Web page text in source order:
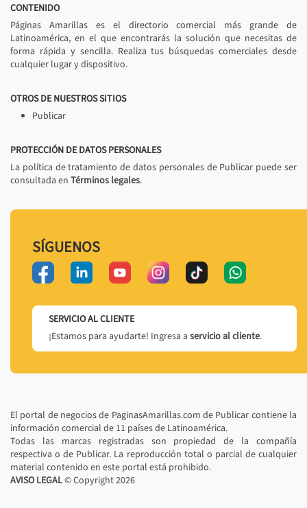
CONTENIDO
Páginas Amarillas es el directorio comercial más grande de
Latinoamérica, en el que encontrarás la solución que necesitas de
forma rápida y sencilla. Realiza tus búsquedas comerciales desde
cualquier lugar y dispositivo.
OTROS DE NUESTROS SITIOS
Publicar
PROTECCIÓN DE DATOS PERSONALES
La política de tratamiento de datos personales de Publicar puede ser
consultada en Términos legales.
SÍGUENOS
SERVICIO AL CLIENTE
¡Estamos para ayudarte! Ingresa a servicio al cliente.
El portal de negocios de PaginasAmarillas.com de Publicar contiene la
información comercial de 11 países de Latinoamérica.
Todas las marcas registradas son propiedad de la compañía
respectiva o de Publicar. La reproducción total o parcial de cualquier
material contenido en este portal está prohibido.
AVISO LEGAL© Copyright2026